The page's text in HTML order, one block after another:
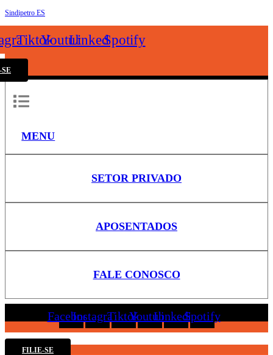
Sindipetro ES
TiktokYoutubeLinkedinSpotify
MENU
SETOR PRIVADO
APOSENTADOS
FALE CONOSCO
FacebookInstagramTiktokYoutubeLinkedinSpotify
FILIE-SE